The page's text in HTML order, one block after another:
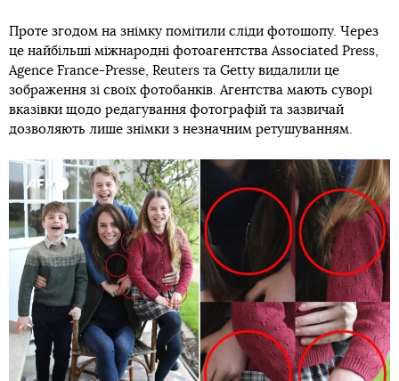
Проте згодом на знімку помітили сліди фотошопу. Через
це найбільші міжнародні фотоагентства Associated Press,
Agence France-Presse, Reuters та Getty видалили це
зображення зі своїх фотобанків. Агентства мають суворі
вказівки щодо редагування фотографій та зазвичай
дозволяють лише знімки з незначним ретушуванням.